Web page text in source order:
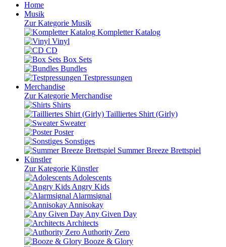
Home
Musik
Zur Kategorie Musik
Kompletter Katalog
Vinyl
CD
Box Sets
Bundles
Testpressungen
Merchandise
Zur Kategorie Merchandise
Shirts
Tailliertes Shirt (Girly)
Sweater
Poster
Sonstiges
Summer Breeze Brettspiel
Künstler
Zur Kategorie Künstler
Adolescents
Angry Kids
Alarmsignal
Annisokay
Any Given Day
Architects
Authority Zero
Booze & Glory